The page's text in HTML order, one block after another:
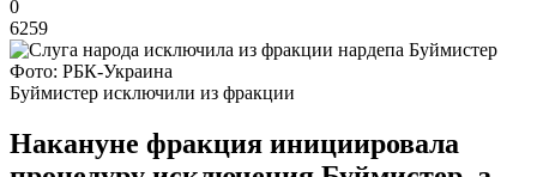
0
6259
Фото: РБК-Украина
Буймистер исключили из фракции
Накануне фракция инициировала